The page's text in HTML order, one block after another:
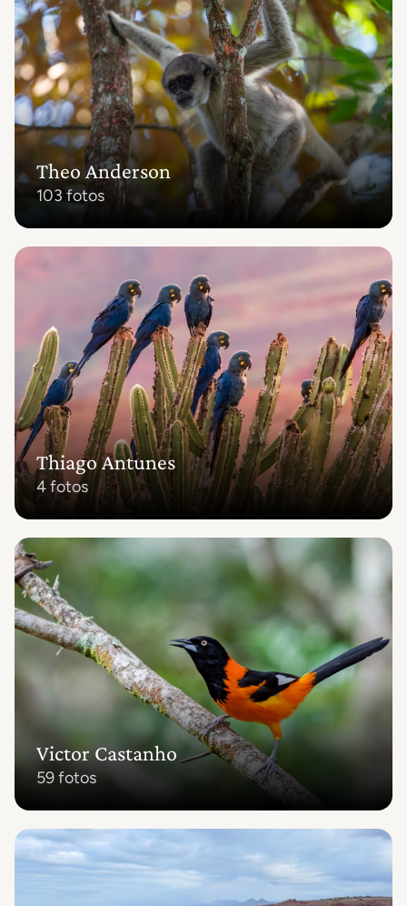
Theo Anderson
103 fotos
Thiago Antunes
4 fotos
Victor Castanho
59 fotos